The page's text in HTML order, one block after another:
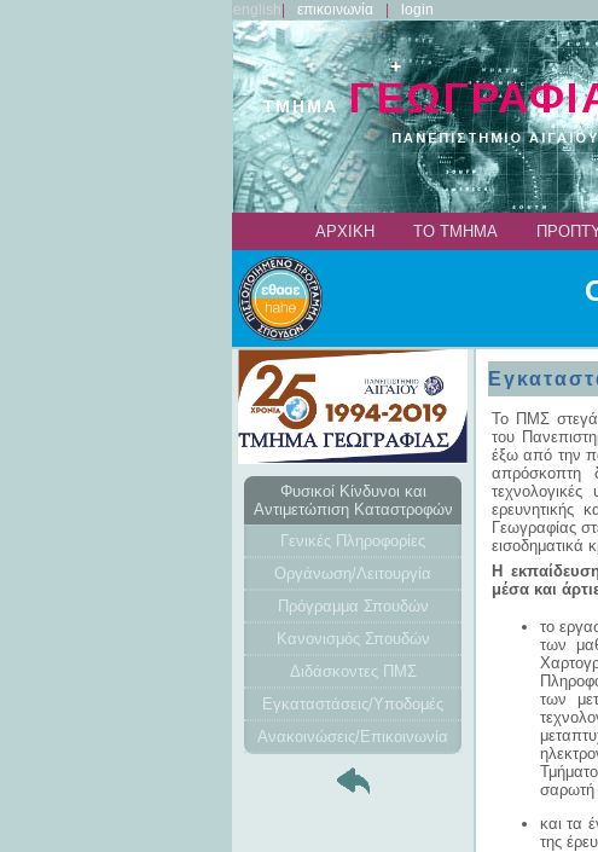
english επικοινωνία login
ΑΡΧΙΚΗ ΤΟ ΤΜΗΜΑ
Φυσικοί Κίνδυνοι και
Αντιμετώπιση Καταστροφών
Γενικές Πληροφορίες
Οργάνωση/Λειτουργία
Πρόγραμμα Σπουδών
Κανονισμός Σπουδών
Διδάσκοντες ΠΜΣ
Εγκαταστάσεις/Υποδομές
Ανακοινώσεις/Επικοινωνία
Το ΠΜΣ
του
έξω από την
απρόσκοπτη
ερευνητικής
Γεωγραφίας
εισοδηματικά
Η
μέσα και
το
των
των
σαρωτή
και τα
της